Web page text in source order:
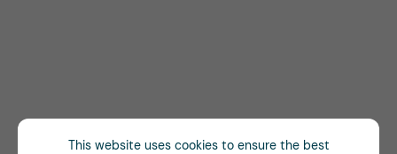
This website uses cookies to ensure the best